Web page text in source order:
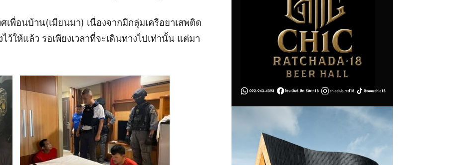
เพื่อนบ้าน(เมียนมา) เนื่องจากมีกลุ่มเครือยาเสพติด
ว้ให้แล้ว รอเพียงเวลาที่จะเดินทางไปเท่านั้น แต่มา